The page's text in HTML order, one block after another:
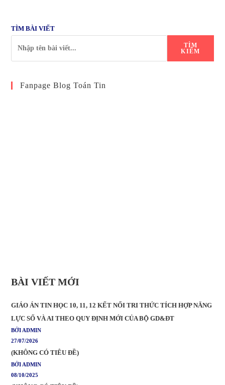
TÌM BÀI VIẾT
TÌM
KIẾM
Fanpage Blog Toán Tin
BÀI VIẾT MỚI
GIÁO ÁN TIN HỌC 10, 11, 12 KẾT NỐI TRI THỨC TÍCH HỢP NĂNG
LỰC SỐ VÀ AI THEO QUY ĐỊNH MỚI CỦA BỘ GD&ĐT
BỞI ADMIN
27/07/2026
(KHÔNG CÓ TIÊU ĐỀ)
BỞI ADMIN
08/10/2025